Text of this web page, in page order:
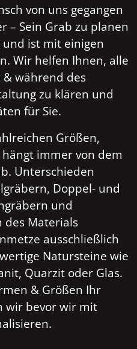
von uns gegangen
– Sein Grab zu planen
ist mit einigen
Wir helfen Ihnen, alle
während des
zu klären und
für Sie.
Größen,
immer von dem
Unterschieden
Doppel- und
und
des Materials
ausschließlich
Natursteine wie
Quarzit oder Glas.
& Größen Ihr
wir bevor wir mit